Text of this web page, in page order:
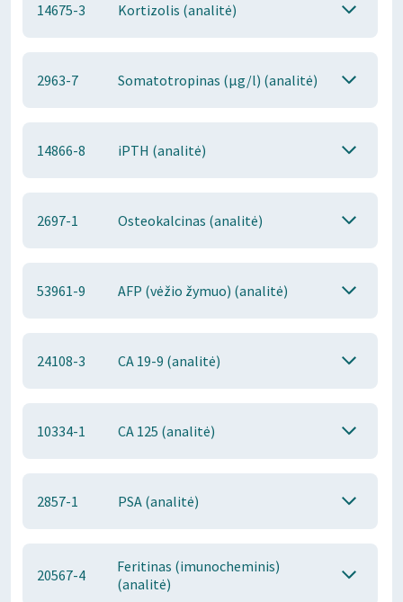
14675-3 Kortizolis (analitė)
2963-7 Somatotropinas (µg/l) (analitė)
14866-8 iPTH (analitė)
2697-1 Osteokalcinas (analitė)
53961-9 AFP (vėžio žymuo) (analitė)
24108-3 CA 19-9 (analitė)
10334-1 CA 125 (analitė)
2857-1 PSA (analitė)
20567-4
Feritinas (imunocheminis)
(analitė)